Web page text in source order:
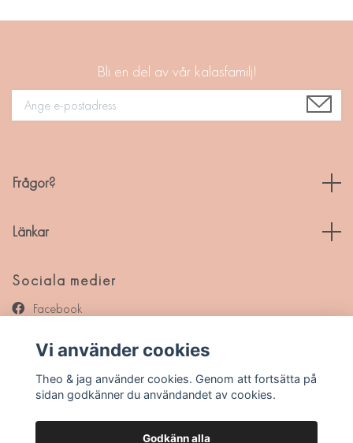
Bli en del av vår kalasfamilj!
Frågor?
Länkar
Sociala medier
Facebook
Pinterest
Vi använder cookies
Theo & jag använder cookies. Genom att fortsätta på
sidan godkänner du användandet av cookies.
Godkänn alla